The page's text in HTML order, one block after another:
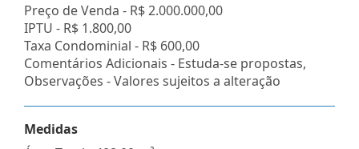
Preço de Venda - R$ 2.000.000,00
IPTU - R$ 1.800,00
Taxa Condominial - R$ 600,00
Comentários Adicionais - Estuda-se propostas,
Observações - Valores sujeitos a alteração
Medidas